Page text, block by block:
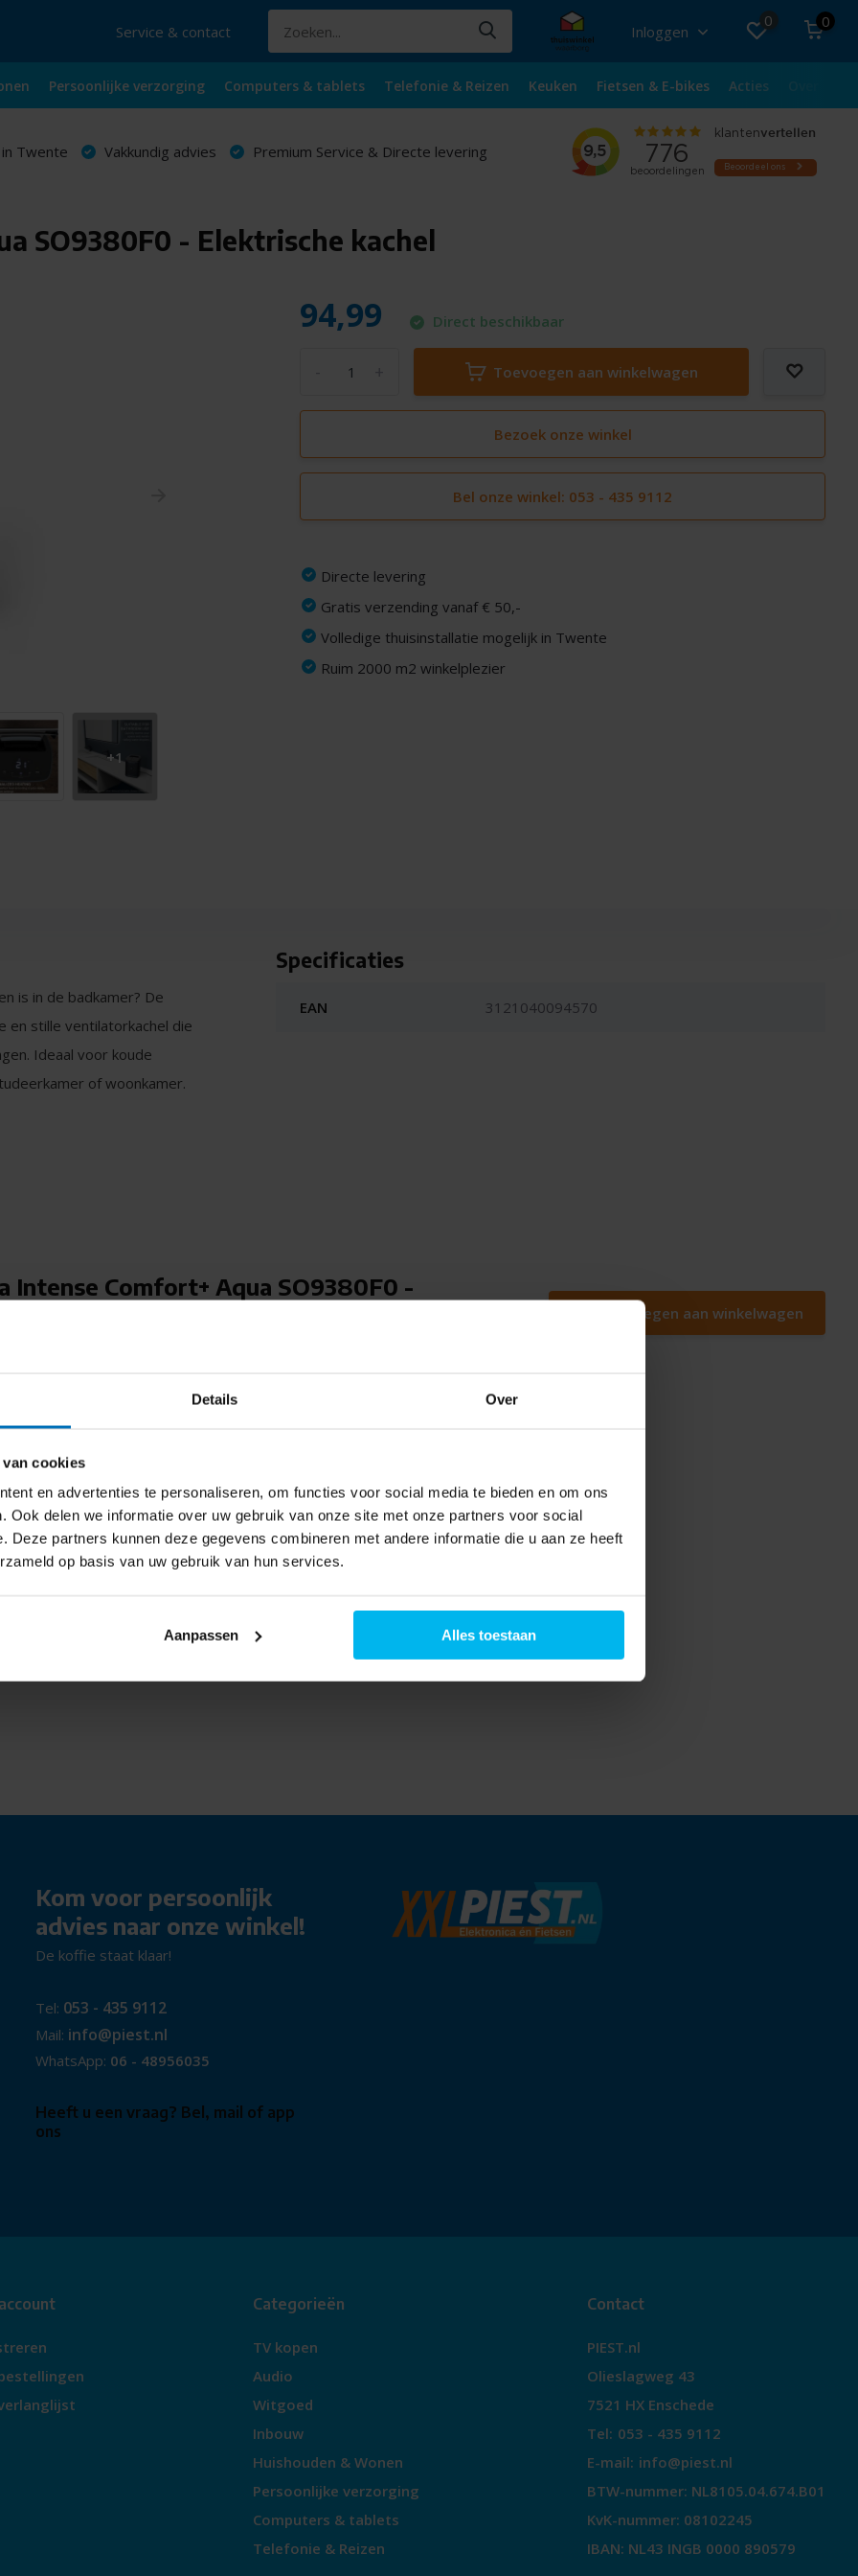
Details Over
cookies
en advertenties te personaliseren, om functies voor social media te bieden en om ons
Ook delen we informatie over uw gebruik van onze site met onze partners voor social
Deze partners kunnen deze gegevens combineren met andere informatie die u aan ze heeft
op basis van uw gebruik van hun services.
Aanpassen Alles toestaan
Service & contact Inloggen
0 0
Persoonlijke verzorging Computers & tablets Telefonie & Reizen Keuken Fietsen & E-bikes Acties
Twente Vakkundig advies Premium Service & Directe levering
SO9380F0 - Elektrische kachel
+1
94,99 Direct beschikbaar
Toevoegen aan winkelwagen
Bezoek onze winkel
Bel onze winkel: 053 - 435 9112
Directe levering
Gratis verzending vanaf € 50,-
Volledige thuisinstallatie mogelijk in Twente
Ruim 2000 m2 winkelplezier
is in de badkamer? De
en stille ventilatorkachel die
Ideaal voor koude
of woonkamer.
Aqua snel ruimtes tot 25 m².
(45 dB) in, ideaal voor
thermostaat en een
formaat zet je hem
geluid
op te bergen
Specificaties
EAN 3121040094570
Intense Comfort+ Aqua SO9380F0 -
Toevoegen aan winkelwagen
Kom voor persoonlijk
advies naar onze winkel!
De koffie staat klaar!
Tel: 053 - 435 9112
Mail: info@piest.nl
WhatsApp: 06 - 48956035
Heeft u een vraag? Bel, mail of app
ons
Categorieën
TV kopen
Audio
Witgoed
Inbouw
Huishouden & Wonen
Persoonlijke verzorging
Computers & tablets
Telefonie & Reizen
Contact
PIEST.nl
Olieslagweg 43
7521 HX Enschede
Tel: 053 - 435 9112
E-mail: info@piest.nl
BTW-nummer: NL8105.04.674.B01
KvK-nummer: 08102245
IBAN: NL43 INGB 0000 890579